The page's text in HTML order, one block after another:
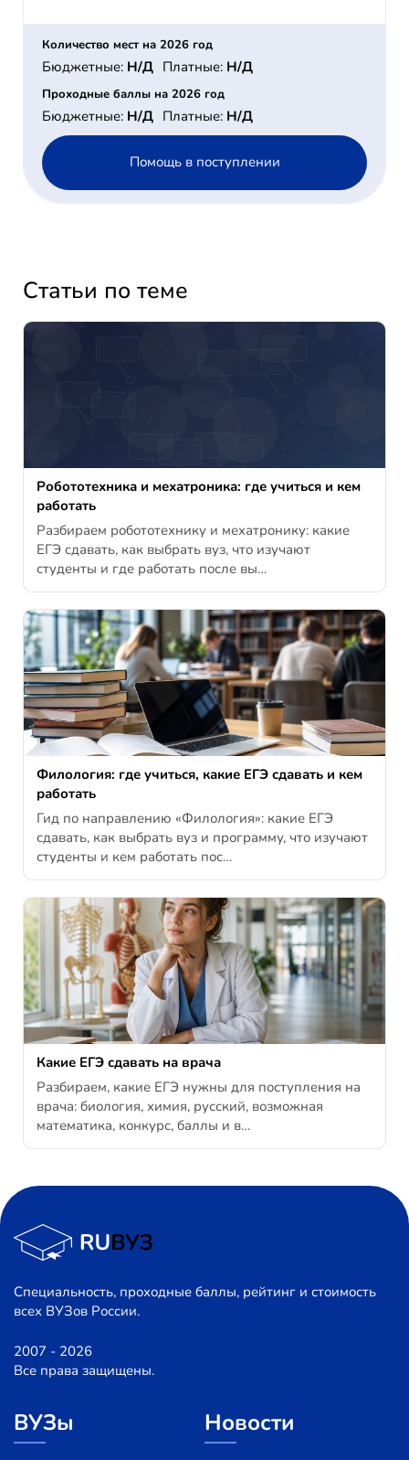
Количество мест на 2026 год
Бюджетные: Н/Д Платные: Н/Д
Проходные баллы на 2026 год
Бюджетные: Н/Д Платные: Н/Д
Помощь в поступлении
Статьи по теме
Робототехника и мехатроника: где учиться и кем
работать
Разбираем робототехнику и мехатронику: какие
ЕГЭ сдавать, как выбрать вуз, что изучают
студенты и где работать после вы…
Филология: где учиться, какие ЕГЭ сдавать и кем
работать
Гид по направлению «Филология»: какие ЕГЭ
сдавать, как выбрать вуз и программу, что изучают
студенты и кем работать пос…
Какие ЕГЭ сдавать на врача
Разбираем, какие ЕГЭ нужны для поступления на
врача: биология, химия, русский, возможная
математика, конкурс, баллы и в…
Специальность, проходные баллы, рейтинг и стоимость
всех ВУЗов России.
2007 - 2026
Все права защищены.
ВУЗы Новости